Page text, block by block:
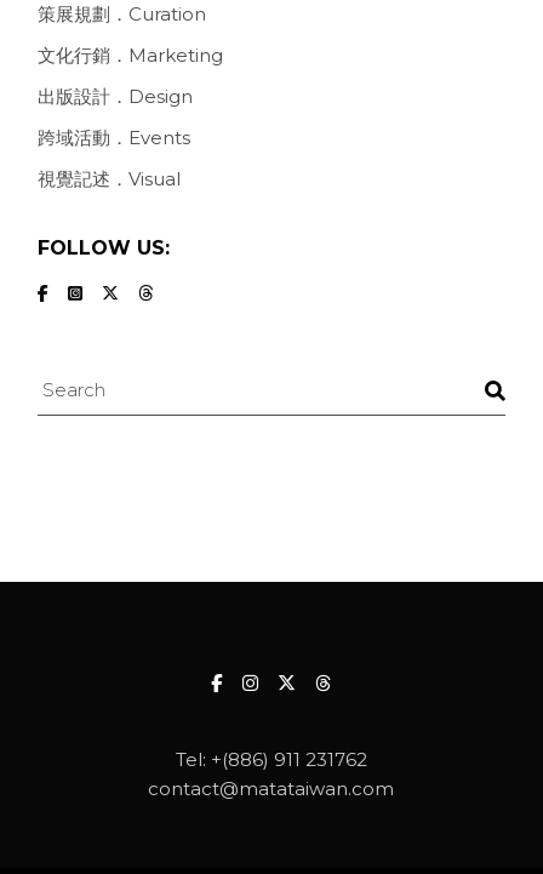
策展規劃．Curation
文化行銷．Marketing
出版設計．Design
跨域活動．Events
視覺記述．Visual
FOLLOW US:
Search
Tel: +(886) 911 231762
contact@matataiwan.com